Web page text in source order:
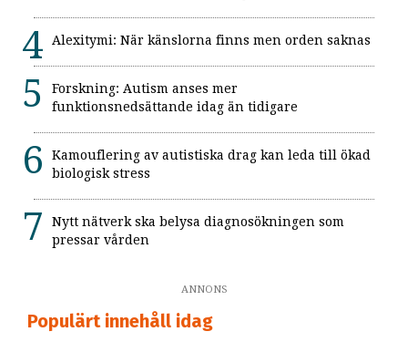
Alexitymi: När känslorna finns men orden saknas
Forskning: Autism anses mer
funktionsnedsättande idag än tidigare
Kamouflering av autistiska drag kan leda till ökad
biologisk stress
Nytt nätverk ska belysa diagnosökningen som
pressar vården
ANNONS
Populärt innehåll idag